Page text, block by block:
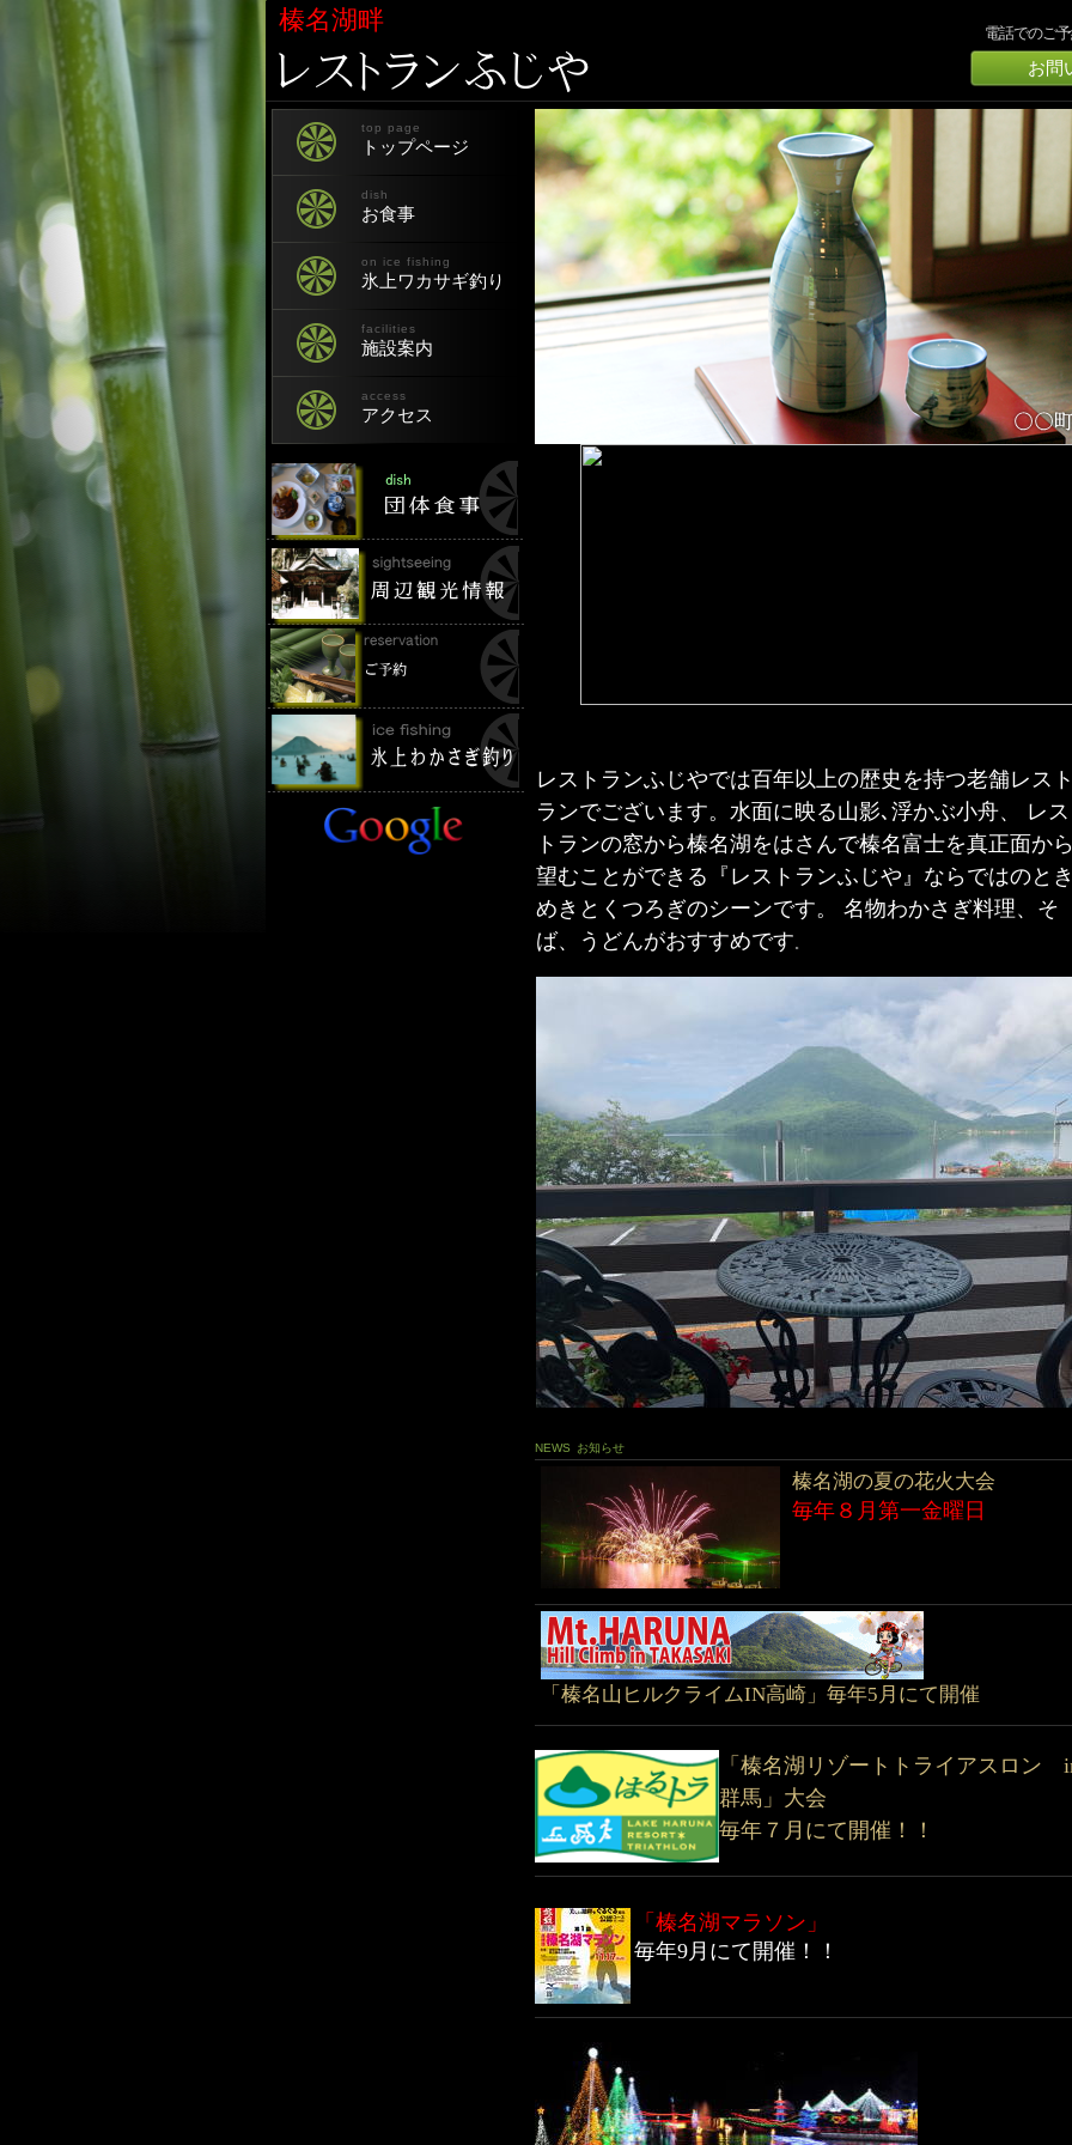
榛名湖畔 電話でのご
お問
レストランふじやでは百年以上の歴史を持つ老舗レス
ランでございます。水面に映る山影､浮かぶ小舟、 レス
トランの窓から榛名湖をはさんで榛名富士を真正面か
望むことができる『レストランふじや』ならではのと
めきとくつろぎのシーンです。 名物わかさぎ料理、そ
ば、うどんがおすすめです
NEWS お知らせ
榛名湖の夏の花火大会
毎年８月第一金曜日
「榛名山ヒルクライムIN高崎」毎年5月にて開催
「榛名湖リゾートトライアスロン
群馬」大会
毎年７月にて開催！！
「榛名湖マラソン」
毎年9月にて開催！！
top page
トップページ
dish
お食事
on ice fishing
氷上ワカサギ釣り
facilities
施設案内
access
アクセス